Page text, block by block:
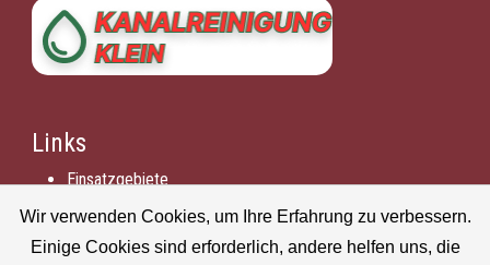
Links
Einsatzgebiete
Impressum
Datenschutzerklärung
Unsere Rohrreinigung Partner für Barth
Wir verwenden Cookies, um Ihre Erfahrung zu verbessern.
Einige Cookies sind erforderlich, andere helfen uns, die